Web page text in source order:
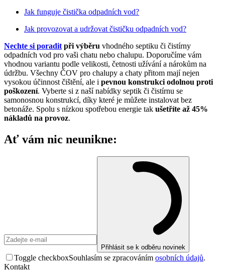
Jak funguje čistička odpadních vod?
Jak provozovat a udržovat čističku odpadních vod?
Nechte si poraditpři výběru vhodného septiku či čistírny
odpadních vod pro vaši chatu nebo chalupu. Doporučíme vám
vhodnou variantu podle velikosti, četnosti užívání a nárokům na
údržbu. Všechny ČOV pro chalupy a chaty přitom mají nejen
vysokou účinnost čištění, ale i pevnou konstrukci odolnou proti
poškození. Vyberte si z naší nabídky septik či čistírnu se
samonosnou konstrukcí, díky které je můžete instalovat bez
betonáže. Spolu s nízkou spotřebou energie tak ušetříte až 45%
nákladů na provoz.
Ať vám nic neunikne:
Přihlásit se k odběru novinek
Toggle checkboxSouhlasím se zpracováním osobních údajů.
Kontakt